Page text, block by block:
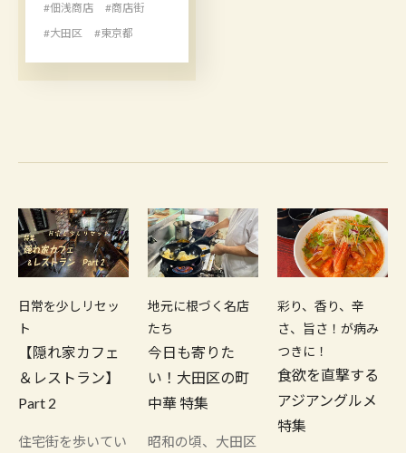
#佃浅商店
#商店街
#大田区
#東京都
日常を少しリセッ
ト
【隠れ家カフェ
＆レストラン】
Part 2
住宅街を歩いてい
地元に根づく名店
たち
今日も寄りた
い！大田区の町
中華 特集
昭和の頃、大田区
彩り、香り、辛
さ、旨さ！が病み
つきに！
食欲を直撃する
アジアングルメ
特集